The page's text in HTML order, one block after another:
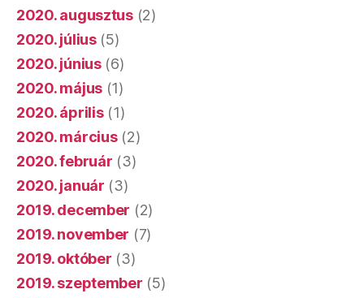
2020. augusztus(2)
2020. július(5)
2020. június(6)
2020. május (1)
2020. április(1)
2020. március(2)
2020. február (3)
2020. január (3)
2019. december (2)
2019. november (7)
2019. október (3)
2019. szeptember (5)